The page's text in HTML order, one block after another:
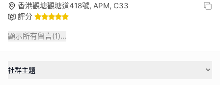
香港觀塘觀塘道418號, APM, C33
評分
顯示所有留言(1)...
社群主題